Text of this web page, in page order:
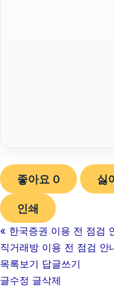
좋아요 0 싫
인쇄
« 한국증권 이용 전 점검
직거래방 이용 전 점검
목록보기 답글쓰기
글수정 글삭제